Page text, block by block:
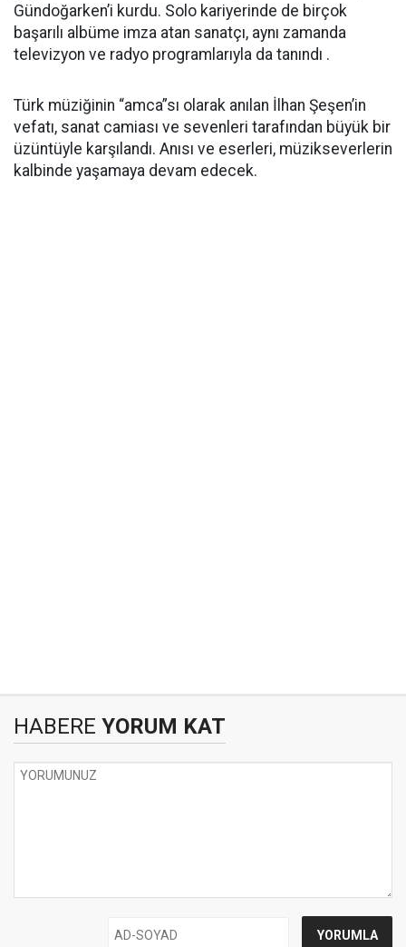
Gündoğarken’i kurdu. Solo kariyerinde de birçok
başarılı albüme imza atan sanatçı, aynı zamanda
televizyon ve radyo programlarıyla da tanındı .
Türk müziğinin “amca”sı olarak anılan İlhan Şeşen’in
vefatı, sanat camiası ve sevenleri tarafından büyük bir
üzüntüyle karşılandı. Anısı ve eserleri, müzikseverlerin
kalbinde yaşamaya devam edecek.
HABERE YORUM KAT